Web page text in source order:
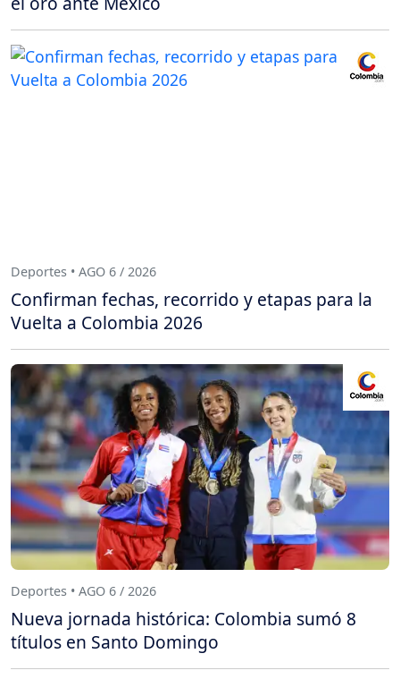
Deportes • AGO 6 / 2026
Confirman fechas, recorrido y etapas para la
Vuelta a Colombia 2026
Deportes • AGO 6 / 2026
Nueva jornada histórica: Colombia sumó 8
títulos en Santo Domingo